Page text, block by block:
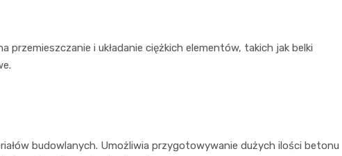
przemieszczanie i układanie ciężkich elementów, takich jak belki
budowlanych. Umożliwia przygotowywanie dużych ilości betonu